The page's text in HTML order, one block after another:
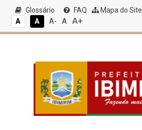
Glossário FAQ Mapa do Site
A
A A- A A+